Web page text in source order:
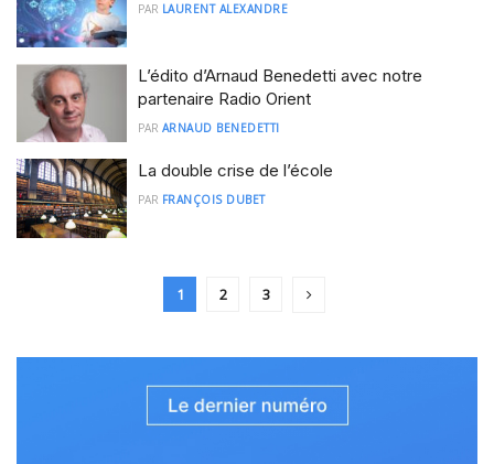
PAR LAURENT ALEXANDRE
L’édito d’Arnaud Benedetti avec notre
partenaire Radio Orient
PAR ARNAUD BENEDETTI
La double crise de l’école
PAR FRANÇOIS DUBET
1 2 3